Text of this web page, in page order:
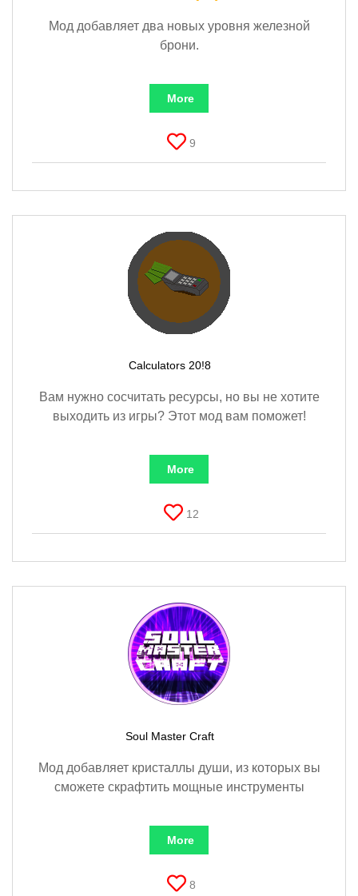
Мод добавляет два новых уровня железной
брони.
More
9
Calculators 20!8
Вам нужно сосчитать ресурсы, но вы не хотите
выходить из игры? Этот мод вам поможет!
More
12
Soul Master Craft
Мод добавляет кристаллы души, из которых вы
сможете скрафтить мощные инструменты
More
8